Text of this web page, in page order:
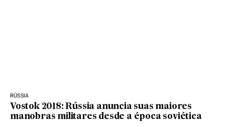
RÚSSIA
Vostok 2018: Rússia anuncia suas maiores
manobras militares desde a época soviética